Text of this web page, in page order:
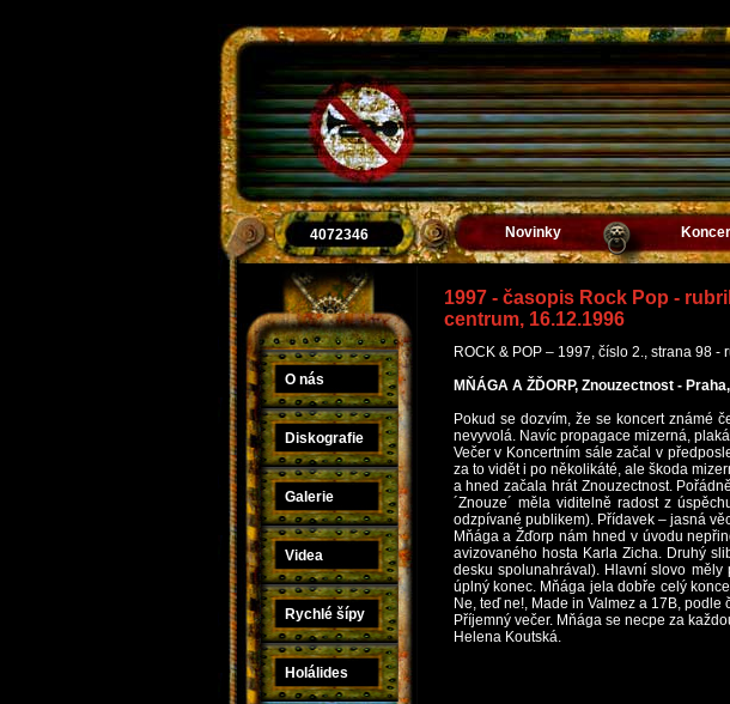
4072346 Novinky
O nás
Diskografie
Galerie
Videa
Rychlé šípy
Holálides
1997 - časopis Rock Pop -
centrum, 16.12.1996
ROCK & POP – 1997, číslo 2., strana 98 -
MŇÁGA A ŽĎORP, Znouzectnost -
Pokud se dozvím, že se koncert známé
nevyvolá. Navíc propagace mizerná,
Večer v Koncertním sále začal v
za to vidět i po několikáté, ale škoda
a hned začala hrát Znouzectnost.
´Znouze´ měla viditelně radost z
odzpívané publikem). Přídavek – jasná
Mňága a Žďorp nám hned v úvodu
avizovaného hosta Karla Zicha. Druhý
desku spolunahrával). Hlavní slovo
úplný konec. Mňága jela dobře celý
Ne, teď ne!, Made in Valmez a 17B,
Příjemný večer. Mňága se necpe za
Helena Koutská.